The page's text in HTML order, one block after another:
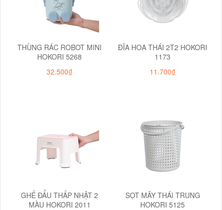
THÙNG RÁC ROBOT MINI
HOKORI 5268
32.500₫
ĐĨA HOA THÁI 2T2 HOKORI
1173
11.700₫
GHẾ ĐẨU THẤP NHẬT 2
MÀU HOKORI 2011
SỌT MÂY THÁI TRUNG
HOKORI 5125